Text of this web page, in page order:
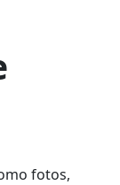
fotos,